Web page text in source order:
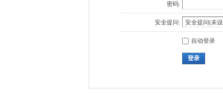
密码:
安全提问:
自动登录
登录